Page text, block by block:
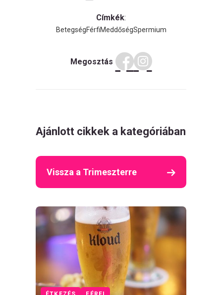
Címkék:
BetegségFérfiMeddőségSpermium
Megosztás
Ajánlott cikkek a kategóriában
Vissza a Trimeszterre